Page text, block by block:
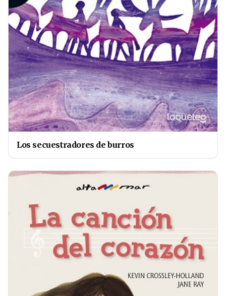
Los secuestradores de burros